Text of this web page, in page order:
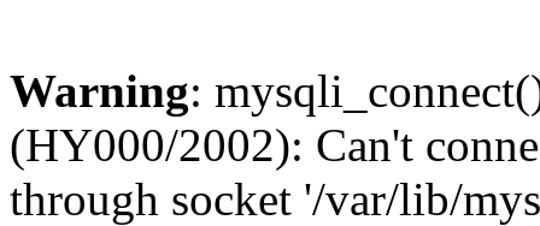
Warning:
(HY000/2002): Can't
through socket '/var/lib/